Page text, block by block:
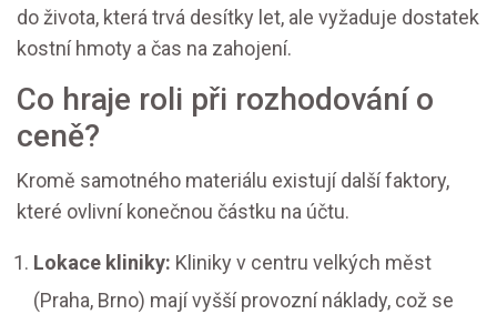
do života, která trvá desítky let, ale vyžaduje dostatek
kostní hmoty a čas na zahojení.
Co hraje roli při rozhodování o
ceně?
Kromě samotného materiálu existují další faktory,
které ovlivní konečnou částku na účtu.
Lokace kliniky: Kliniky v centru velkých měst
(Praha, Brno) mají vyšší provozní náklady, což se